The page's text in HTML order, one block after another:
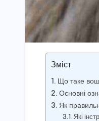
Зміст
Що таке
Основні
Як
Які